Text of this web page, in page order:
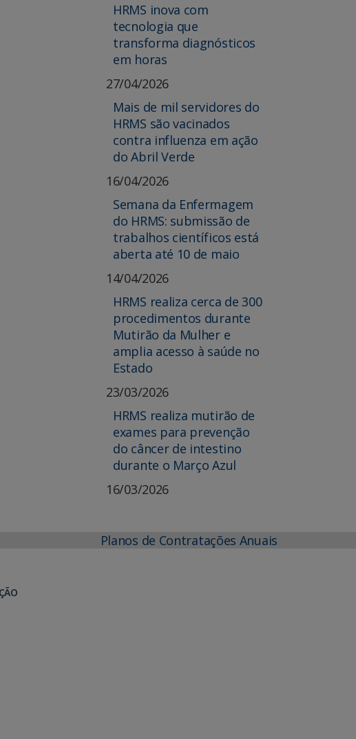
HRMS inova com
tecnologia que
transforma diagnósticos
em horas
27/04/2026
Mais de mil servidores do
HRMS são vacinados
contra influenza em ação
do Abril Verde
16/04/2026
Semana da Enfermagem
do HRMS: submissão de
trabalhos científicos está
aberta até 10 de maio
14/04/2026
HRMS realiza cerca de 300
procedimentos durante
Mutirão da Mulher e
amplia acesso à saúde no
Estado
23/03/2026
HRMS realiza mutirão de
exames para prevenção
do câncer de intestino
durante o Março Azul
16/03/2026
Planos de Contratações Anuais